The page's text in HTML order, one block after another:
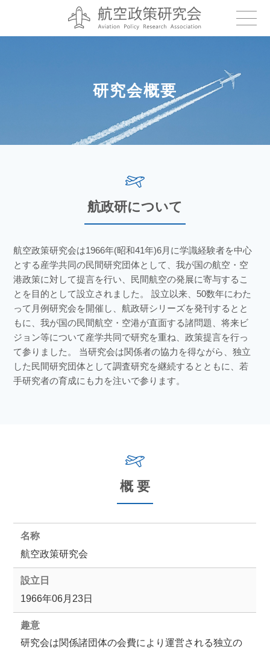
研究会概要
航政研について
航空政策研究会は1966年(昭和41年)6月に学識経験者を中心
とする産学共同の民間研究団体として、我が国の航空・空
港政策に対して提言を行い、民間航空の発展に寄与するこ
とを目的として設立されました。 設立以来、50数年にわた
って月例研究会を開催し、航政研シリーズを発刊するとと
もに、我が国の民間航空・空港が直面する諸問題、将来ビ
ジョン等について産学共同で研究を重ね、政策提言を行っ
て参りました。 当研究会は関係者の協力を得ながら、独立
した民間研究団体として調査研究を継続するとともに、若
手研究者の育成にも力を注いで参ります。
概 要
名称
航空政策研究会
設立日
1966年06月23日
趣意
研究会は関係諸団体の会費により運営される独立の